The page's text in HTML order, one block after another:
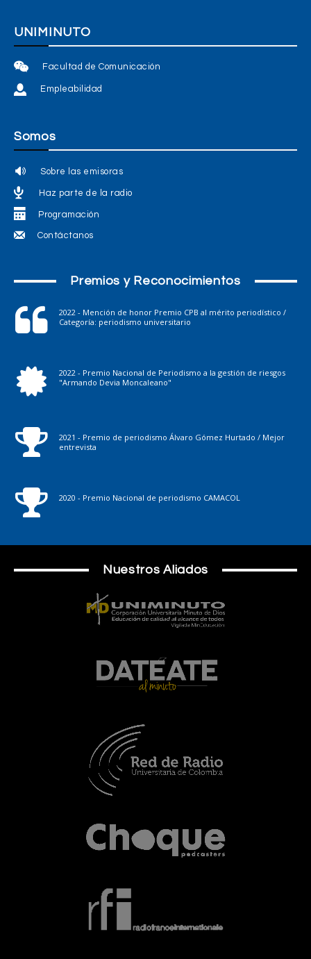
UNIMINUTO
Facultad de Comunicación
Empleabilidad
Somos
Sobre las emisoras
Haz parte de la radio
Programación
Contáctanos
Premios y Reconocimientos
2022 - Mención de honor Premio CPB al mérito periodístico /
Categoría: periodismo universitario
2022 - Premio Nacional de Periodismo a la gestión de riesgos
"Armando Devia Moncaleano"
2021 - Premio de periodismo Álvaro Gómez Hurtado / Mejor
entrevista
2020 - Premio Nacional de periodismo CAMACOL
Nuestros Aliados